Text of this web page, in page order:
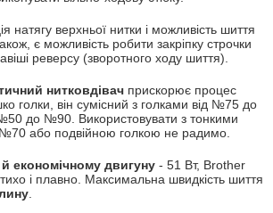
натягу верхньої нитки і можливість шиття
є можливість робити закріпку строчки
реверсу (зворотного ходу шиття).
нитковдівач прискорює процес
голки, він сумісний з голками від №75 до
до №90. Використовувати з тонкими
або подвійною голкою не радимо.
економічному двигуну - 51 Вт, Brother
і плавно. Максимальна швидкість шиття